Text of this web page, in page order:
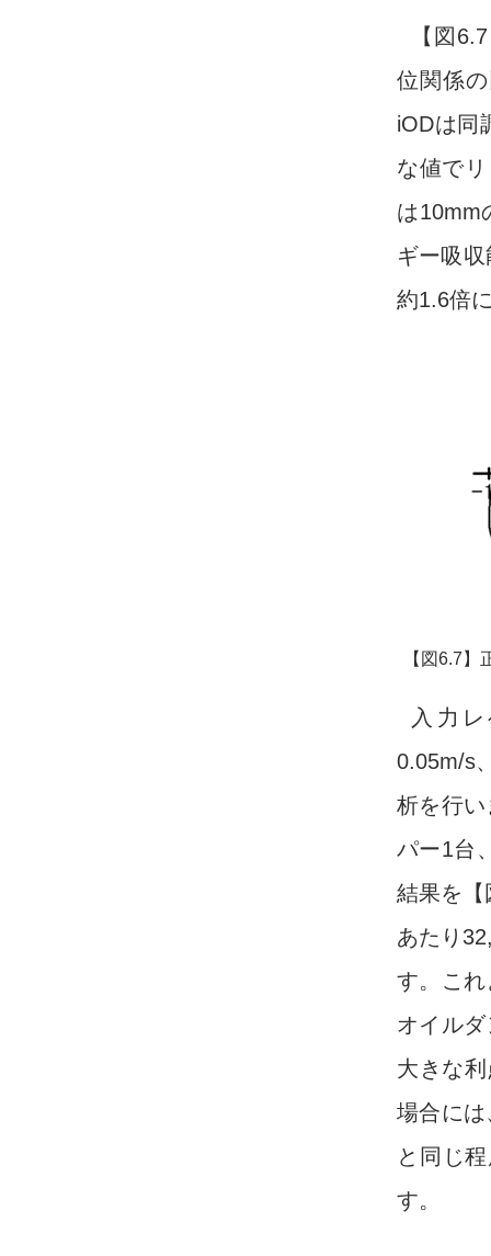
【図
位関係
iODは同
な値で
は10mm
ギー吸
約1.6倍
【図6.7
入力
0.05m/s
析を行
パー1台
結果を【
あたり
す。こ
オイル
大きな
場合に
と同じ
す。